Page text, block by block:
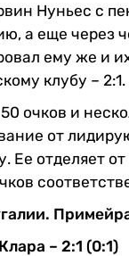
Нуньес с
а еще через
ему же и
клубу – 2:1.
очков и
от
Ее отделяет
– 2:1 (0:1)